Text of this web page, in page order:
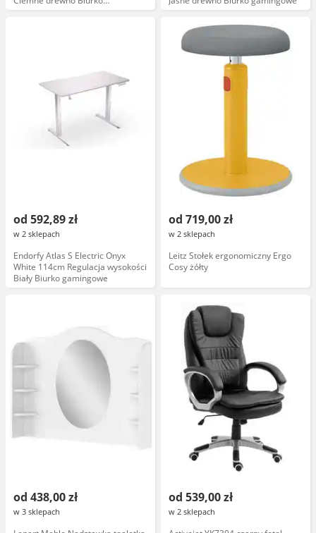
gamingowe
od 592,89 zł
w 2 sklepach
Endorfy Atlas S Electric Onyx
White 114cm Regulacja wysokości
Biały Biurko gamingowe
od 719,00 zł
w 2 sklepach
Leitz Stołek ergonomiczny Ergo
Cosy żółty
od 438,00 zł
w 3 sklepach
od 539,00 zł
w 2 sklepach